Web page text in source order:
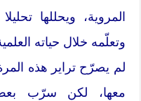
المروية، ويحللها
وتعلّمه خلال حياته
لم يصرّح تراير هذه
معها، لكن سرّب